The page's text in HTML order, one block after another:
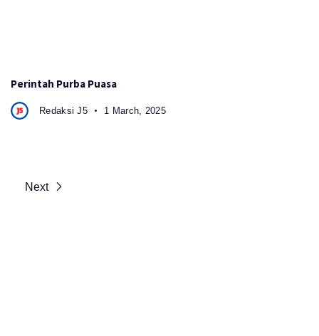
Perintah Purba Puasa
Redaksi J5 1 March, 2025
Next